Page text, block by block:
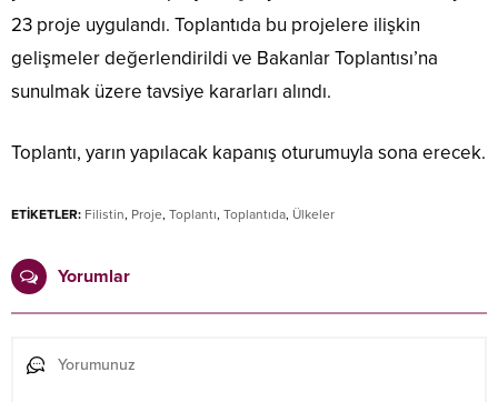
23 proje uygulandı. Toplantıda bu projelere ilişkin
gelişmeler değerlendirildi ve Bakanlar Toplantısı’na
sunulmak üzere tavsiye kararları alındı.
Toplantı, yarın yapılacak kapanış oturumuyla sona erecek.
ETİKETLER: Filistin, Proje, Toplantı, Toplantıda, Ülkeler
Yorumlar